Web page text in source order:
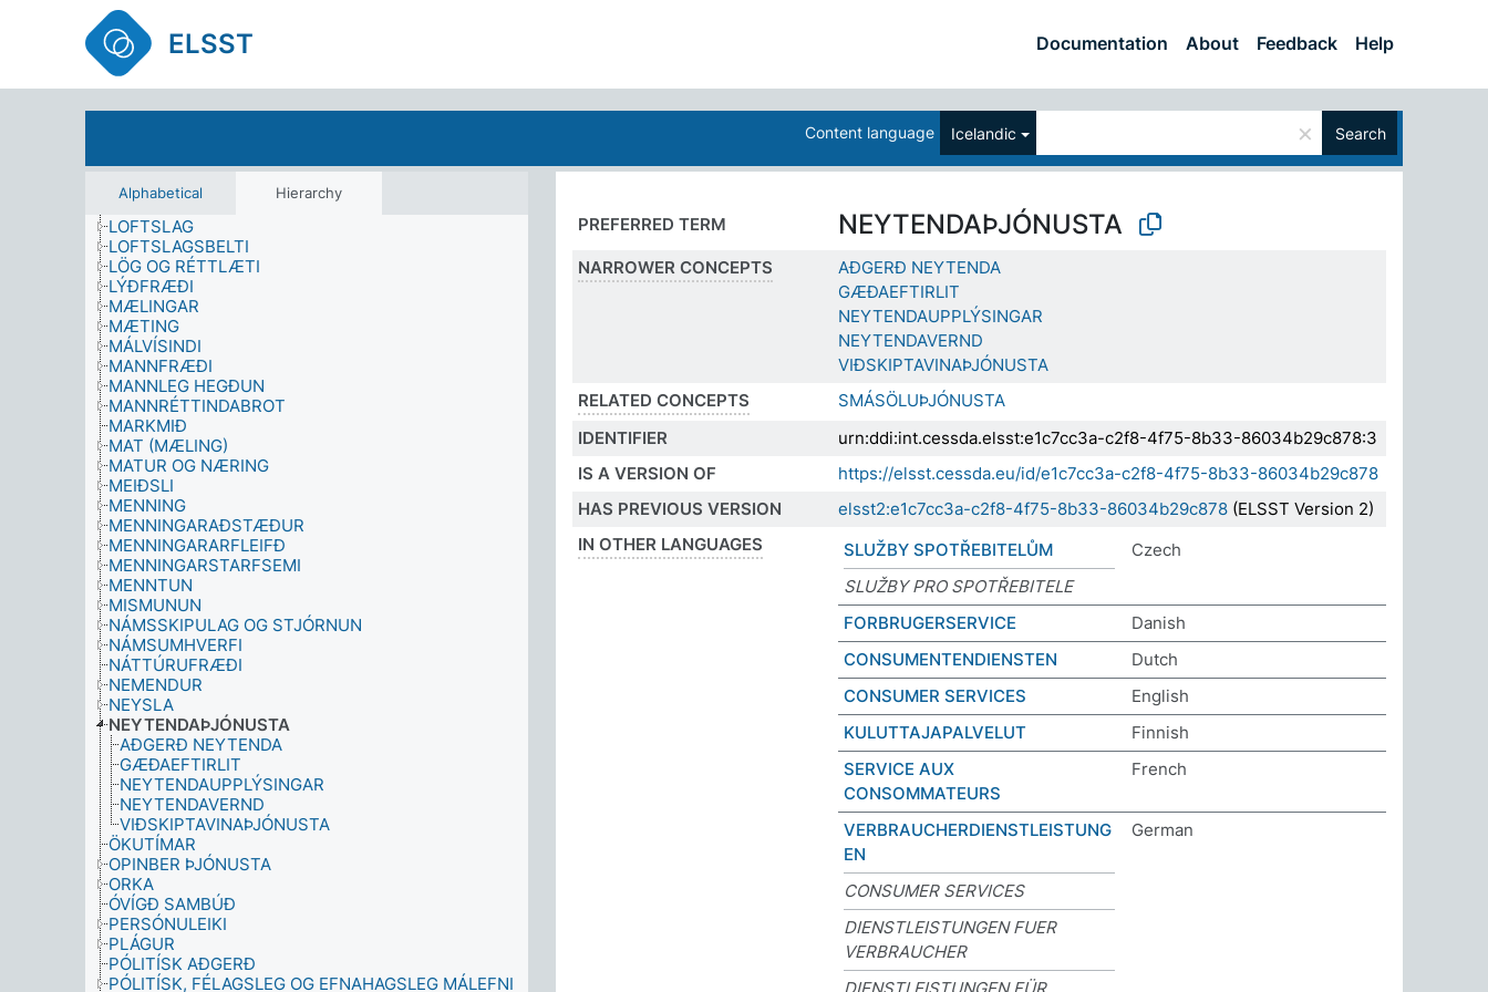
ELSST Documentation About Feedback Help
Content language Icelandic × Search
Alphabetical Hierarchy
LEIGJENDUR
LEIGUSALAR
LEYFI (SAMNINGAR)
LÍFEÐLISFRÆÐILEG ÁHRIF
LÍFFRÆÐI
LÍFSATBURÐIR
LÍFVÍSINDI
LISTIR
LJÓSMYNDUN
LOFTSLAG
LOFTSLAGSBELTI
LÖG OG RÉTTLÆTI
LÝÐFRÆÐI
MÆLINGAR
MÆTING
MÁLVÍSINDI
MANNFRÆÐI
MANNLEG HEGÐUN
MANNRÉTTINDABROT
MARKMIÐ
MAT (MÆLING)
MATUR OG NÆRING
MEIÐSLI
MENNING
MENNINGARAÐSTÆÐUR
MENNINGARARFLEIFÐ
MENNINGARSTARFSEMI
MENNTUN
MISMUNUN
NÁMSSKIPULAG OG STJÓRNUN
NÁMSUMHVERFI
NÁTTÚRUFRÆÐI
NEMENDUR
NEYSLA
NEYTENDAÞJÓNUSTA
AÐGERÐ NEYTENDA
GÆÐAEFTIRLIT
NEYTENDAUPPLÝSINGAR
NEYTENDAVERND
VIÐSKIPTAVINAÞJÓNUSTA
ÖKUTÍMAR
OPINBER ÞJÓNUSTA
ORKA
ÓVÍGÐ SAMBÚÐ
PERSÓNULEIKI
PLÁGUR
PÓLITÍSK AÐGERÐ
PÓLITÍSK, FÉLAGSLEG OG EFNAHAGSLEG MÁLEFNI
PREFERRED TERM NEYTENDAÞJÓNUSTA
NARROWER CONCEPTS
AÐGERÐ NEYTENDA
GÆÐAEFTIRLIT
NEYTENDAUPPLÝSINGAR
NEYTENDAVERND
VIÐSKIPTAVINAÞJÓNUSTA
RELATED CONCEPTS
SMÁSÖLUÞJÓNUSTA
IDENTIFIER
urn:ddi:int.cessda.elsst:e1c7cc3a-c2f8-4f75-8b33-86034b29c878:3
IS A VERSION OF
https://elsst.cessda.eu/id/e1c7cc3a-c2f8-4f75-8b33-86034b29c878
HAS PREVIOUS VERSION
elsst2:e1c7cc3a-c2f8-4f75-8b33-86034b29c878 (ELSST Version 2)
IN OTHER LANGUAGES
SLUŽBY SPOTŘEBITELŮM
Czech
SLUŽBY PRO SPOTŘEBITELE
FORBRUGERSERVICE
Danish
CONSUMENTENDIENSTEN
Dutch
CONSUMER SERVICES
English
KULUTTAJAPALVELUT
Finnish
SERVICE AUX
CONSOMMATEURS
French
VERBRAUCHERDIENSTLEISTUNG
EN
German
CONSUMER SERVICES
DIENSTLEISTUNGEN FUER
VERBRAUCHER